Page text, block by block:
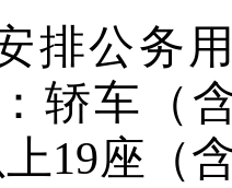
排公务
轿车（
19座（